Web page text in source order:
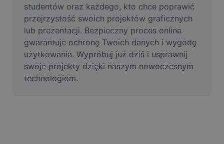
Film
Usuń tło filmu
Ulepsz jakość
studentów oraz każdego, kto chce poprawić
przejrzystość swoich projektów graficznych
lub prezentacji. Bezpieczny proces online
gwarantuje ochronę Twoich danych i wygodę
użytkowania. Wypróbuj już dziś i usprawnij
swoje projekty dzięki naszym nowoczesnym
technologiom.